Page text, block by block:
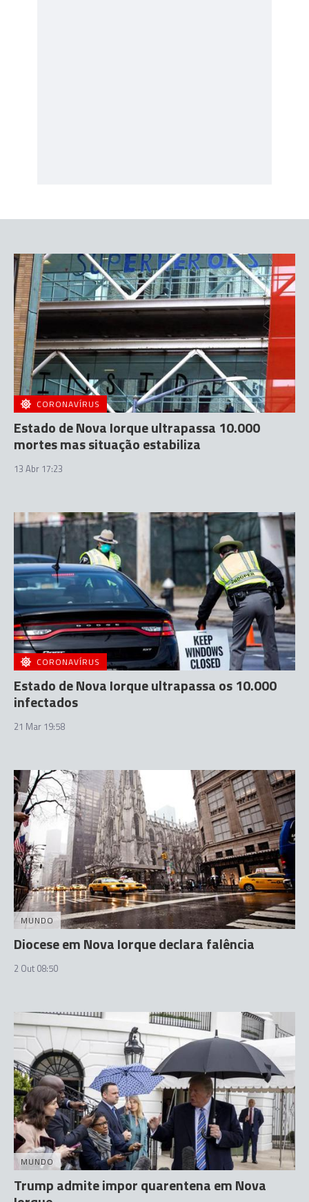
CORONAVÍRUS
Estado de Nova Iorque ultrapassa 10.000
mortes mas situação estabiliza
13 Abr 17:23
CORONAVÍRUS
Estado de Nova Iorque ultrapassa os 10.000
infectados
21 Mar 19:58
MUNDO
Diocese em Nova Iorque declara falência
2 Out 08:50
MUNDO
Trump admite impor quarentena em Nova